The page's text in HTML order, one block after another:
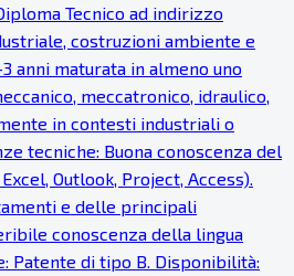
Tecnico ad indirizzo
costruzioni ambiente e
anni maturata in almeno uno
meccatronico, idraulico,
in contesti industriali o
tecniche: Buona conoscenza del
Outlook, Project, Access).
e delle principali
conoscenza della lingua
Patente di tipo B. Disponibilità: